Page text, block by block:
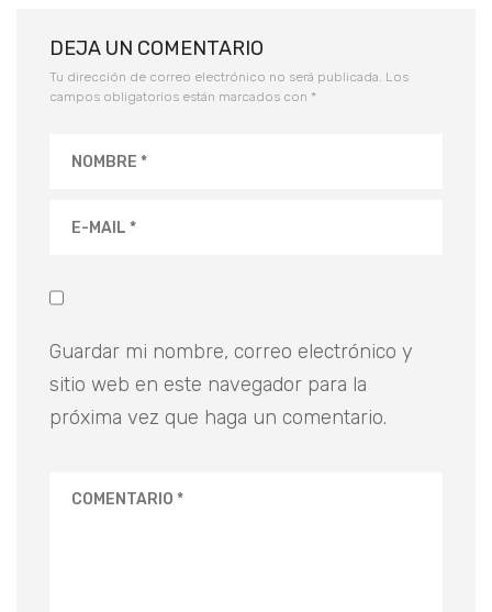
DEJA UN COMENTARIO
Tu dirección de correo electrónico no será publicada. Los
campos obligatorios están marcados con *
Guardar mi nombre, correo electrónico y
sitio web en este navegador para la
próxima vez que haga un comentario.